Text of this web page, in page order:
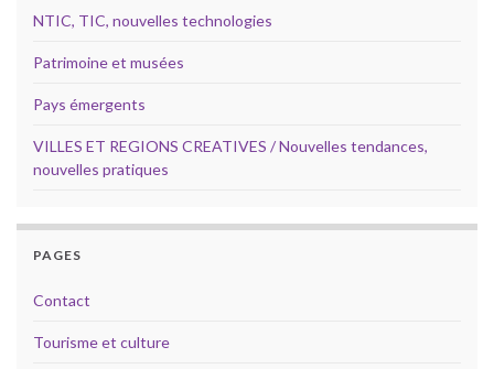
NTIC, TIC, nouvelles technologies
Patrimoine et musées
Pays émergents
VILLES ET REGIONS CREATIVES / Nouvelles tendances,
nouvelles pratiques
PAGES
Contact
Tourisme et culture